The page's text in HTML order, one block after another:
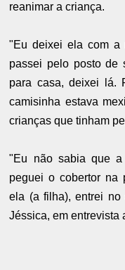
reanimar a criança.
"Eu deixei ela com a
passei pelo posto de
para casa, deixei lá.
camisinha estava
crianças que tinham
"Eu não sabia que a
peguei o cobertor na
ela (a filha), entrei no
Jéssica, em entrevista